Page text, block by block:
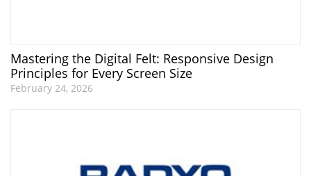
Mastering the Digital Felt: Responsive Design
Principles for Every Screen Size
February 24, 2026